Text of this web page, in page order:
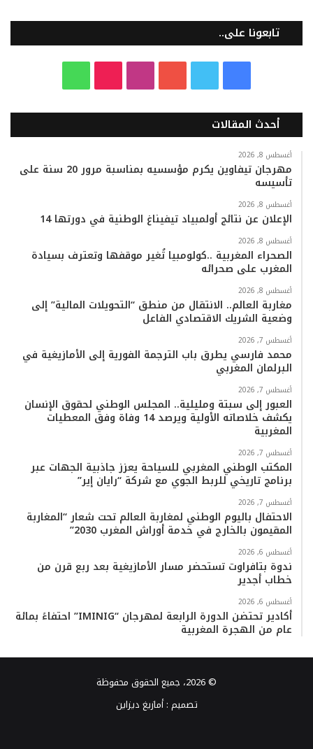
تابعونا على..
س
ك
ي
ت
ب
س
ت
ر
k
k
ت
ب
أحدث المقالات
أغسطس 8, 2026
مهرجان تيفاوين يكرم مؤسسيه بمناسبة مرور 20 سنة على
تأسيسه
أغسطس 8, 2026
الإعلان عن نتائج أولمبياد تيفيناغ الوطنية في دورتها 14
أغسطس 8, 2026
الصحراء المغربية ..كولومبيا تُغير موقفها وتعترف بسيادة
المغرب على صحرائه
أغسطس 8, 2026
مغاربة العالم.. الانتقال من منطق “التحويلات المالية” إلى
وضعية الشريك الاقتصادي الفاعل
أغسطس 7, 2026
محمد فارسي يطرق باب الترجمة الفورية إلى الأمازيغية في
البرلمان المغربي
أغسطس 7, 2026
العبور إلى سبتة ومليلية.. المجلس الوطني لحقوق الإنسان
يكشف خلاصاته الأولية ويرصد 14 وفاة وفق المعطيات
المغربية
أغسطس 7, 2026
المكتب الوطني المغربي للسياحة يعزز جاذبية الجهات عبر
برنامج تاريخي للربط الجوي مع شركة “رايان إير”
أغسطس 7, 2026
الاحتفال باليوم الوطني لمغاربة العالم تحت شعار “المغاربة
المقيمون بالخارج في خدمة أوراش المغرب 2030”
أغسطس 6, 2026
ندوة بتافراوت تستحضر مسار الأمازيغية بعد ربع قرن من
خطاب أجدير
أغسطس 6, 2026
أكادير تحتضن الدورة الرابعة لمهرجان “IMINIG” احتفاءً بمائة
عام من الهجرة المغربية
© 2026، جميع الحقوق محفوظة
تصميم :أمازيغ ديزاين